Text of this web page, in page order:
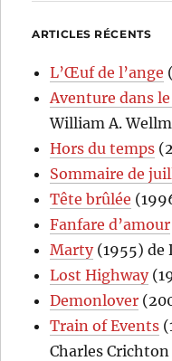
ARTICLES RÉCENTS
L’Œuf de l’ange
Aventure dans
William A.
Hors du temps
Sommaire de
Tête brûlée
Fanfare d’amour
Marty(1955) de
Lost Highway
Demonlover
Train of Events
Charles